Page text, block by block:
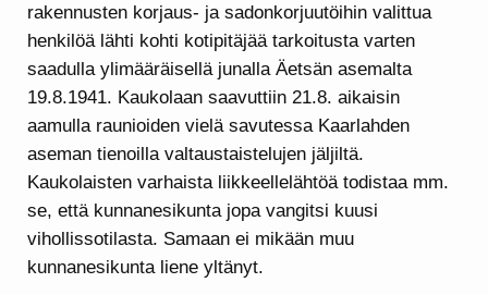
rakennusten korjaus- ja sadonkorjuutöihin valittua
henkilöä lähti kohti kotipitäjää tarkoitusta varten
saadulla ylimääräisellä junalla Äetsän asemalta
19.8.1941. Kaukolaan saavuttiin 21.8. aikaisin
aamulla raunioiden vielä savutessa Kaarlahden
aseman tienoilla valtaustaistelujen jäljiltä.
Kaukolaisten varhaista liikkeellelähtöä todistaa mm.
se, että kunnanesikunta jopa vangitsi kuusi
vihollissotilasta. Samaan ei mikään muu
kunnanesikunta liene yltänyt.